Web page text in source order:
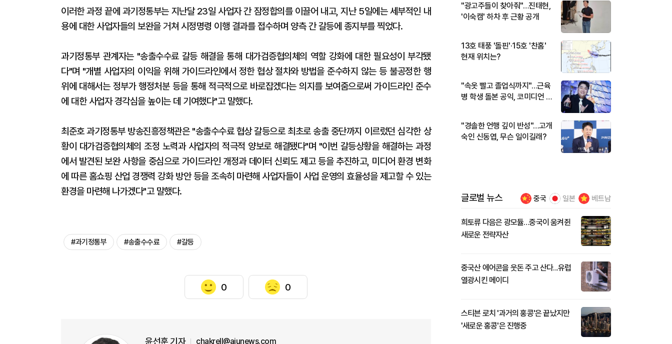
이러한 과정 끝에 과기정통부는 지난달 23일 사업자 간 잠정합의를 이끌어 내고, 지난 5일에는 세부적인 내
용에 대한 사업자들의 보완을 거쳐 시정명령 이행 결과를 접수하며 양측 간 갈등에 종지부를 찍었다.
과기정통부 관계자는 "송출수수료 갈등 해결을 통해 대가검증협의체의 역할 강화에 대한 필요성이 부각됐
다"며 "개별 사업자의 이익을 위해 가이드라인에서 정한 협상 절차와 방법을 준수하지 않는 등 불공정한 행
위에 대해서는 정부가 행정처분 등을 통해 적극적으로 바로잡겠다는 의지를 보여줌으로써 가이드라인 준수
에 대한 사업자 경각심을 높이는 데 기여했다"고 말했다.
최준호 과기정통부 방송진흥정책관은 "송출수수료 협상 갈등으로 최초로 송출 중단까지 이르렀던 심각한 상
황이 대가검증협의체의 조정 노력과 사업자의 적극적 양보로 해결됐다"며 "이번 갈등상황을 해결하는 과정
에서 발견된 보완 사항을 중심으로 가이드라인 개정과 데이터 신뢰도 제고 등을 추진하고, 미디어 환경 변화
에 따른 홈쇼핑 산업 경쟁력 강화 방안 등을 조속히 마련해 사업자들이 사업 운영의 효율성을 제고할 수 있는
환경을 마련해 나가겠다"고 말했다.
#과기정통부 #송출수수료 #갈등
0 0
윤선훈 기자 chakrell@ajunews.com
"광고주들이 찾아줘"…진태현,
'이숙캠' 하차 후 근황 공개
13호 태풍 '돌핀'·15호 '찬홈'
현재 위치는?
"속옷 빨고 졸업식까지"…근육
병 학생 돌본 공익, 코미디언 김
"경솔한 언행 깊이 반성"…고개
숙인 신동엽, 무슨 일이길래?
글로벌 뉴스 중국 일본 베트남
희토류 다음은 광모듈…중국이 움켜쥔
새로운 전략자산
중국산 에어콘을 웃돈 주고 산다...유럽
열광시킨 메이디
스티븐 로치 '과거의 홍콩'은 끝났지만
'새로운 홍콩'은 진행중